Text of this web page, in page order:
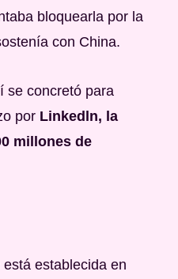
bloquearla por la
con China.
se concretó para
por Linkedln, la
millones de
establecida en